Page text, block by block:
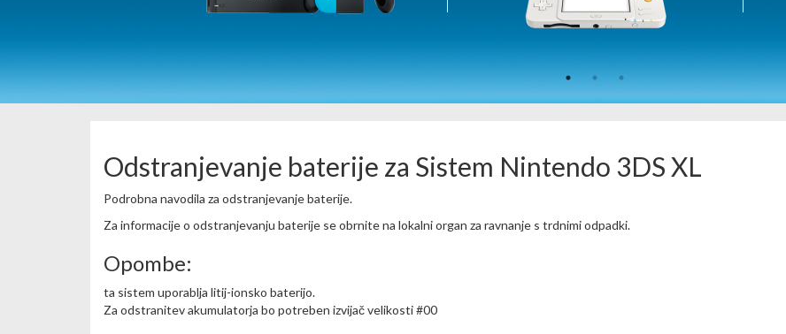
Odstranjevanje baterije za Sistem Nintendo 3DS XL
Podrobna navodila za odstranjevanje baterije.
Za informacije o odstranjevanju baterije se obrnite na lokalni organ za ravnanje s trdnimi odpadki.
Opombe:
ta sistem uporablja litij-ionsko baterijo.
Za odstranitev akumulatorja bo potreben izvijač velikosti #00